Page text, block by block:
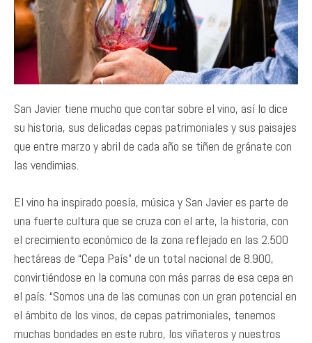
San Javier tiene mucho que contar sobre el vino, así lo dice
su historia, sus delicadas cepas patrimoniales y sus paisajes
que entre marzo y abril de cada año se tiñen de gránate con
las vendimias.
El vino ha inspirado poesía, música y San Javier es parte de
una fuerte cultura que se cruza con el arte, la historia, con
el crecimiento económico de la zona reflejado en las 2.500
hectáreas de “Cepa País” de un total nacional de 8.900,
convirtiéndose en la comuna con más parras de esa cepa en
el país. “Somos una de las comunas con un gran potencial en
el ámbito de los vinos, de cepas patrimoniales, tenemos
muchas bondades en este rubro, los viñateros y nuestros